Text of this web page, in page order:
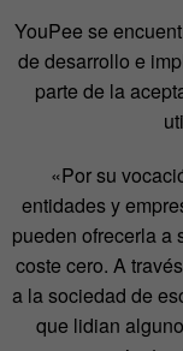
YouPee se
de desarrollo e
parte de la
«Por su
entidades y
pueden ofrecerla a
coste cero. A
a la sociedad de
que lidian